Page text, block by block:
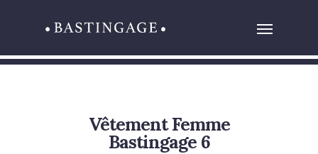
Vêtement Femme
Bastingage 6